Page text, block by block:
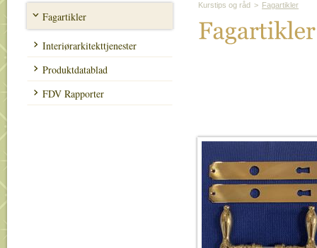
Fagartikler
Interiørarkitekttjenester
Produktdatablad
FDV Rapporter
Kurstips og råd > Fagartikler
Fagartikler